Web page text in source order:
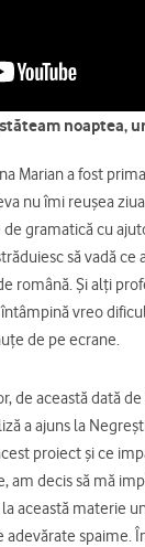
noaptea,
Marian a fost
nu îmi reușea
gramatică cu
să vadă
română. Și alți
vreo
de pe ecrane.
de această dată
a ajuns la
proiect și ce
am decis să mă
această materie
adevărate